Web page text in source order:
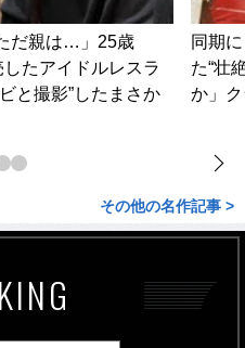
だ親は…」25歳
したアイドルレスラ
と撮影”したまさか
同期
た“壮
か」
その他の名作記事 >